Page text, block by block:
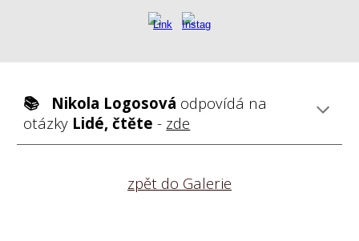
📚 Nikola Logosová odpovídá na
otázky Lidé, čtěte- zde
zpět do Galerie